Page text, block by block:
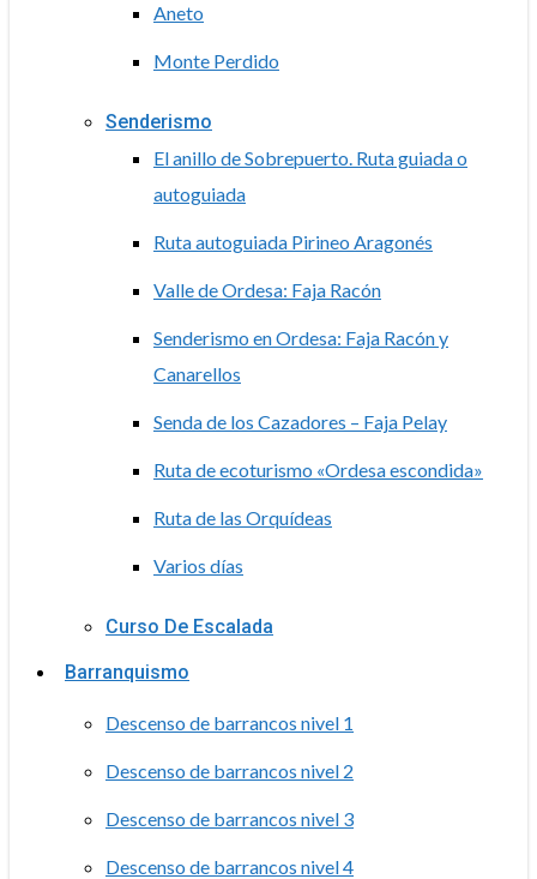
Aneto
Monte Perdido
Senderismo
El anillo de Sobrepuerto. Ruta guiada o
autoguiada
Ruta autoguiada Pirineo Aragonés
Valle de Ordesa: Faja Racón
Senderismo en Ordesa: Faja Racón y
Canarellos
Senda de los Cazadores – Faja Pelay
Ruta de ecoturismo «Ordesa escondida»
Ruta de las Orquídeas
Varios días
Curso De Escalada
Barranquismo
Descenso de barrancos nivel 1
Descenso de barrancos nivel 2
Descenso de barrancos nivel 3
Descenso de barrancos nivel 4